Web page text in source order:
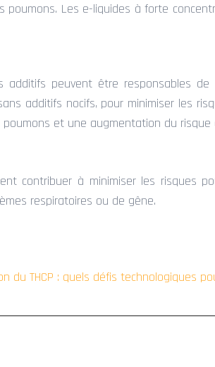
Les e-liquides à forte
peuvent être responsables de
additifs nocifs, pour minimiser les
et une augmentation du risque
contribuer à minimiser les risques
respiratoires ou de gêne.
du THCP : quels défis technologiques